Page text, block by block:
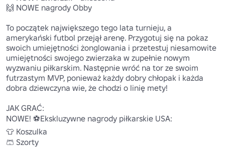
🙌 NOWE nagrody Obby
To początek największego tego lata turnieju, a
amerykański futbol przejął arenę. Przygotuj się na pokaz
swoich umiejętności żonglowania i przetestuj niesamowite
umiejętności swojego zwierzaka w zupełnie nowym
wyzwaniu piłkarskim. Następnie wróć na tor ze swoim
futrzastym MVP, ponieważ każdy dobry chłopak i każda
dobra dziewczyna wie, że chodzi o linię mety!
JAK GRAĆ:
NOWE! ⚽Ekskluzywne nagrody piłkarskie USA:
👕 Koszulka
🩳 Szorty